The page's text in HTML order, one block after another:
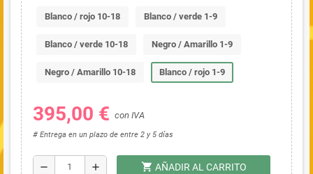
Blanco / rojo 10-18 Blanco / verde 1-9
Blanco / verde 10-18 Negro / Amarillo 1-9
Negro / Amarillo 10-18 Blanco / rojo 1-9
395,00 € con IVA
# Entrega en un plazo de entre 2 y 5 días
remove add shopping_cart AÑADIR AL CARRITO